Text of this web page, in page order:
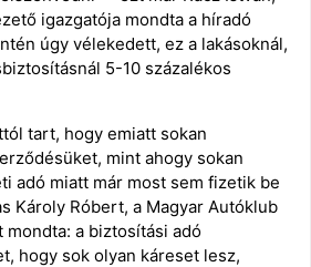
igazgatója mondta a híradó
úgy vélekedett, ez a lakásoknál,
5-10 százalékos
tart, hogy emiatt sokan
mint ahogy sokan
adó miatt már most sem fizetik be
Károly Róbert, a Magyar Autóklub
a biztosítási adó
hogy sok olyan káreset lesz,